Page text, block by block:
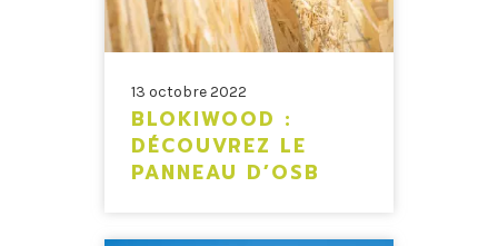
13 octobre 2022
BLOKIWOOD :
DÉCOUVREZ LE
PANNEAU D’OSB